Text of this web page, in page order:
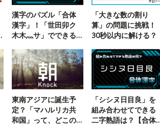
漢字のパズル「合体
漢字」！「世田卯ク
木木灬サ」でできる
「大きな数の割り
算」の問題に挑戦！
30秒以内に解ける？
東南アジアに誕生予
定？「マハルリカ共
和国」って、どこの
「シシヌ日目良」を
組み合わせてできる
二字熟語は？【合体